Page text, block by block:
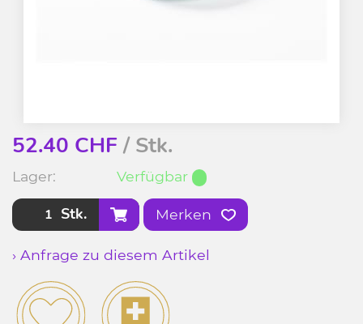
52.40 CHF/ Stk.
Lager: Verfügbar
Stk. Merken
› Anfrage zu diesem Artikel